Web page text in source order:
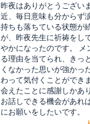
昨夜はありがとうござい
近、毎日意味も分からず
持ちも落ちている状態が
が、昨夜先生に祈祷をし
やかになったのです。 メ
る理由を当てられ、きっ
くなかった思いが強かっ
わって気付くことができ
会えたことに感謝しかあ
お話しできる機会があれ
にお願いをしたいです。